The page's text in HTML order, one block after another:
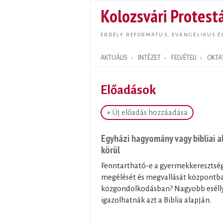
Kolozsvári
ERDÉLY REFORMÁTUS, EVANGÉLIKUS
AKTUÁLIS INTÉZET FELVÉTELI
Search form
Előadások
+ Új előadás hozzáadása
Egyházi hagyomány vagy bibliai
körül
Fenntartható-e a
megélését és megvallását
közgondolkodásban? Nagyobb
igazolhatnák azt a Biblia alapján.